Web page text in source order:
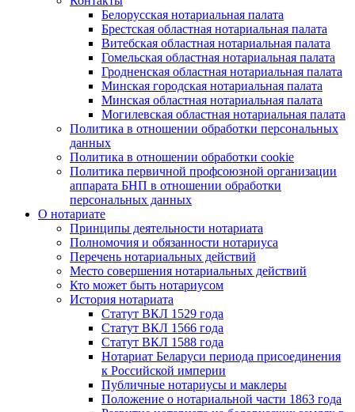
Белорусская нотариальная палата
Брестская областная нотариальная палата
Витебская областная нотариальная палата
Гомельская областная нотариальная палата
Гродненская областная нотариальная палата
Минская городская нотариальная палата
Минская областная нотариальная палата
Могилевская областная нотариальная палата
Политика в отношении обработки персональных
данных
Политика в отношении обработки cookie
Политика первичной профсоюзной организации
аппарата БНП в отношении обработки
персональных данных
О нотариате
Принципы деятельности нотариата
Полномочия и обязанности нотариуса
Перечень нотариальных действий
Место совершения нотариальных действий
Кто может быть нотариусом
История нотариата
Статут ВКЛ 1529 года
Статут ВКЛ 1566 года
Статут ВКЛ 1588 года
Нотариат Беларуси периода присоединения
к Российской империи
Публичные нотариусы и маклеры
Положение о нотариальной части 1863 года